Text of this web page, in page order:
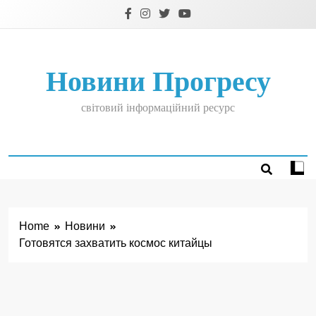
Новини Прогресу
світовий інформаційний ресурс
Home
Новини
Готовятся захватить космос китайцы